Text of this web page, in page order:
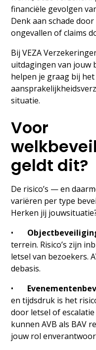
financiële gevolgen
Denk aan schade
ongevallen of claims
Bij VEZA
uitdagingen van jouw
helpen je graag bij
situatie.
Voor
geldt dit?
De risico’s — en
variëren per type
Herken jij
•
terrein. Risico’s zijn
letsel van bezoekers.
debasis.
•
en tijdsdruk is het
door letsel of
kunnen AVB als BAV
jouw rol